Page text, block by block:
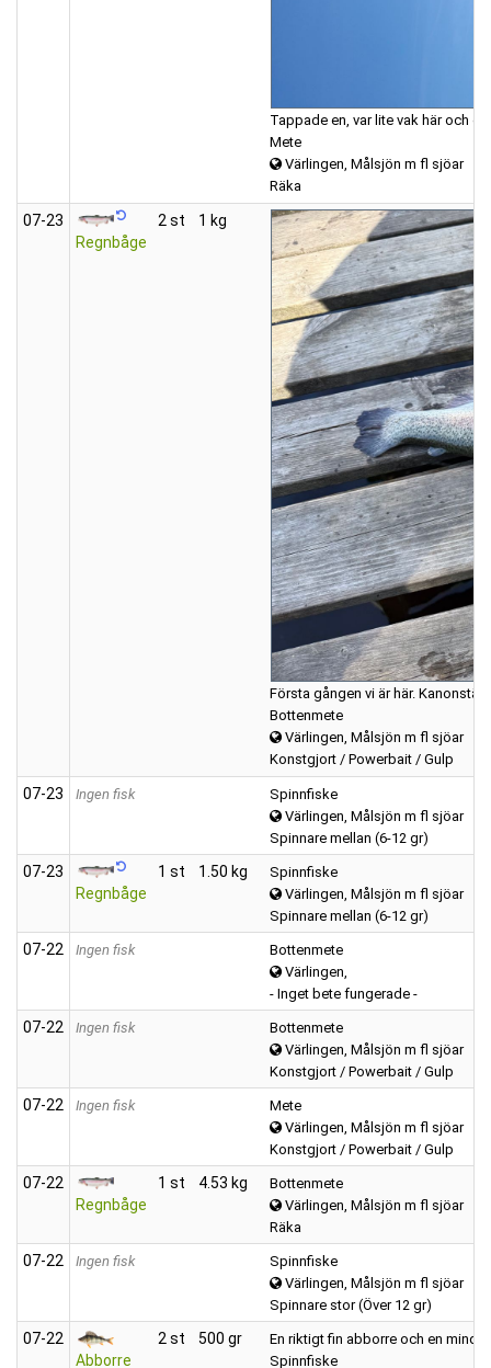
Tappade en, var lite vak här och
Mete
Värlingen, Målsjön m fl sjöar
Räka
07‑23
Regnbåge
2 st 1 kg
Första gången vi är här.
Bottenmete
Värlingen, Målsjön m fl sjöar
Konstgjort / Powerbait / Gulp
07‑23 Ingen fisk
Spinnfiske
Värlingen, Målsjön m fl sjöar
Spinnare mellan (6-12 gr)
07‑23
Regnbåge
1 st 1.50 kg
Spinnfiske
Värlingen, Målsjön m fl sjöar
Spinnare mellan (6-12 gr)
07‑22 Ingen fisk
Bottenmete
Värlingen,
- Inget bete fungerade -
07‑22 Ingen fisk
Bottenmete
Värlingen, Målsjön m fl sjöar
Konstgjort / Powerbait / Gulp
07‑22 Ingen fisk
Mete
Värlingen, Målsjön m fl sjöar
Konstgjort / Powerbait / Gulp
07‑22
Regnbåge
1 st 4.53 kg
Bottenmete
Värlingen, Målsjön m fl sjöar
Räka
07‑22 Ingen fisk
Spinnfiske
Värlingen, Målsjön m fl sjöar
Spinnare stor (Över 12 gr)
07‑22
Abborre
2 st 500 gr
En riktigt fin abborre och en
Spinnfiske